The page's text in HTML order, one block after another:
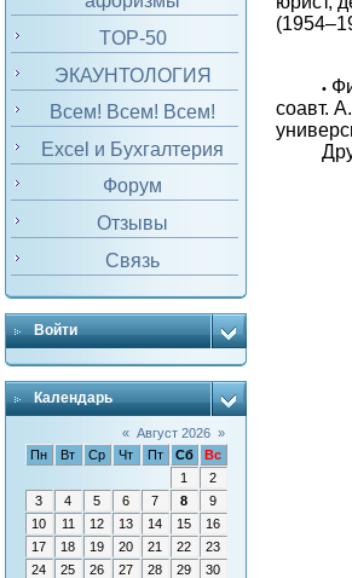
TOP-50
ЭКАУНТОЛОГИЯ
Всем! Всем! Всем!
Excel и Бухгалтерия
Форум
Отзывы
Связь
Войти
Календарь
« Август 2026 »
Пн
Вт Ср Чт Пт Сб
Вс
1
2
3
4 5 6 7 8
9
10
11 12 13 14 15
16
17
18 19 20 21 22
23
24
25 26 27 28 29
30
•
соавт.